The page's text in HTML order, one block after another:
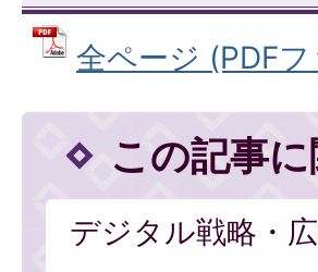
全ページ (PDF
この記事
デジタル戦略・